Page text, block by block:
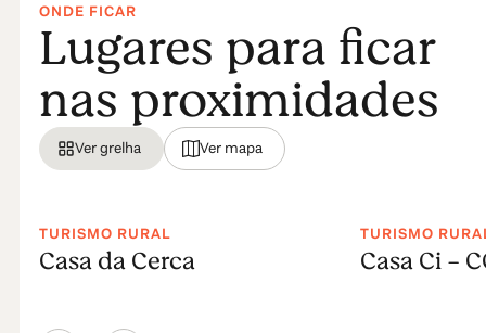
ONDE FICAR
Lugares para ficar
nas proximidades
Ver grelha Ver mapa
TURISMO RURAL
Casa da Cerca
TURISMO
Casa Ci -